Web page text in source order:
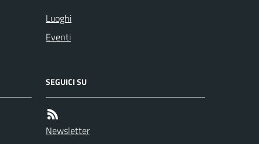
Luoghi
Eventi
SEGUICI SU
Newsletter